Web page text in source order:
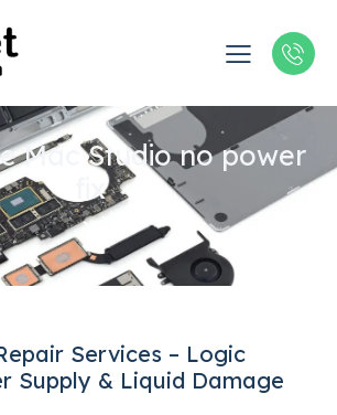
Mac Studio no power
fix
Services – Logic
Supply & Liquid Damage